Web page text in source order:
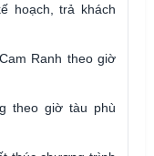
hoạch, trả khách
Ranh theo giờ
theo giờ tàu phù